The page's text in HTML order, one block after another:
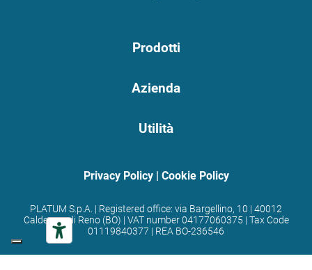
Prodotti
Azienda
Utilità
Privacy Policy| Cookie Policy
PLATUM S.p.A. | Registered office: via Bargellino, 10 | 40012
Calderara di Reno (BO) | VAT number 04177060375 | Tax Code
01119840377 | REA BO-236546